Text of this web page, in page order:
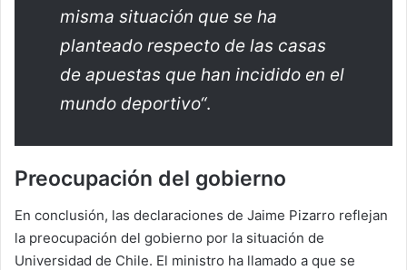
misma situación que se ha
planteado respecto de las casas
de apuestas que han incidido en el
mundo deportivo“.
Preocupación del gobierno
En conclusión, las declaraciones de Jaime Pizarro reflejan
la preocupación del gobierno por la situación de
Universidad de Chile. El ministro ha llamado a que se